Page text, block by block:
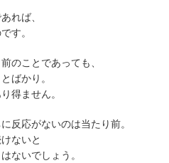
れば、
す。
のことであっても、
ばかり。
得ません。
反応がないのは当たり前。
ないと
ないでしょう。